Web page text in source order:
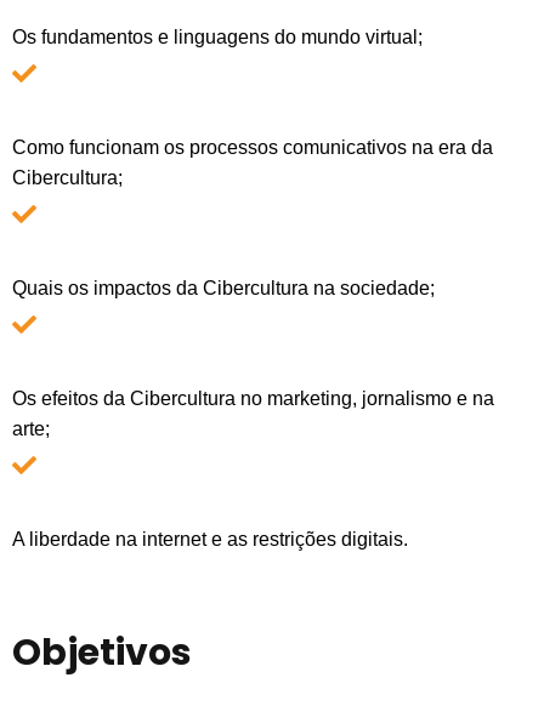
Os fundamentos e linguagens do mundo virtual;
Como funcionam os processos comunicativos na era da
Cibercultura;
Quais os impactos da Cibercultura na sociedade;
Os efeitos da Cibercultura no marketing, jornalismo e na
arte;
A liberdade na internet e as restrições digitais.
Objetivos